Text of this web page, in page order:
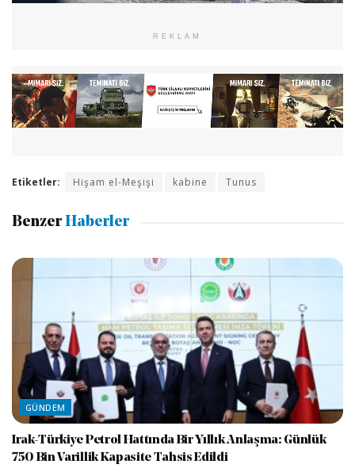
REKLAM
Etiketler: Hişam el-Meşişi kabine Tunus
Benzer Haberler
GÜNDEM
Irak-Türkiye Petrol Hattında Bir Yıllık Anlaşma: Günlük
750 Bin Varillik Kapasite Tahsis Edildi